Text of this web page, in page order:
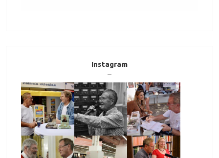
Instagram